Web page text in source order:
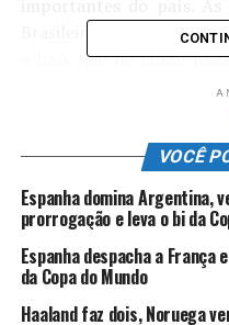
Brasileirão e Copa do
a isso, não há como
por aqui provocou um
sobre táticas, de
brasileiros e de
negro, pois Jorge Jesus,
conquistou seis taças para
dizer que o Flamengo
será o mesmo, nas
que algo vai mudar.
VOCÊ
Espanha domina Argentina,
prorrogação e leva o bi da
Espanha despacha a França
da Copa do Mundo
Haaland faz dois, Noruega